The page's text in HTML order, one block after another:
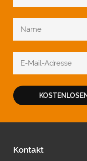
Fußbereich
Kontakt